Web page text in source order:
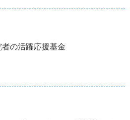
の活躍応援基金